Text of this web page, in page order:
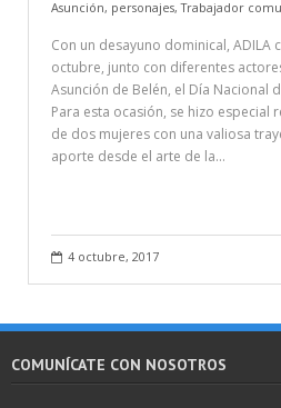
Asunción, personajes,Trabajador
Con un desayuno dominical, ADILA
octubre, junto con diferentes
Asunción de Belén, el Día Nacional
Para esta ocasión, se hizo especial
de dos mujeres con una valiosa
aporte desde el arte de la…
4 octubre, 2017
COMUNÍCATE CON NOSOTROS